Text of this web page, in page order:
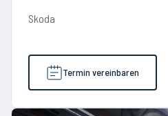
Skoda
Termin vereinbaren